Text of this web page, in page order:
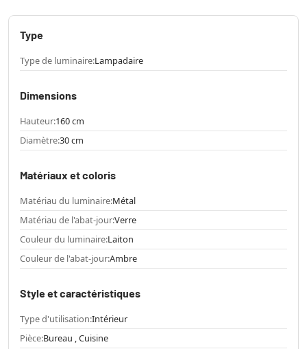
Type
Type de luminaire:Lampadaire
Dimensions
Hauteur:160 cm
Diamètre:30 cm
Matériaux et coloris
Matériau du luminaire:Métal
Matériau de l'abat-jour:Verre
Couleur du luminaire:Laiton
Couleur de l'abat-jour:Ambre
Style et caractéristiques
Type d'utilisation:Intérieur
Pièce:Bureau , Cuisine